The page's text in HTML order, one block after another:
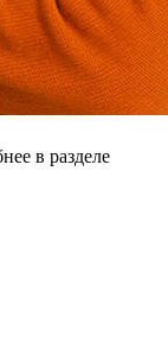
в разделе